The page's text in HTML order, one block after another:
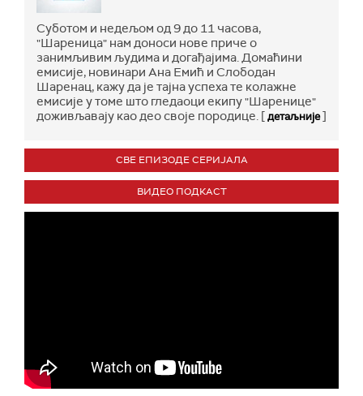
Суботом и недељом од 9 до 11 часова,
"Шареница" нам доноси нове приче о
занимљивим људима и догађајима. Домаћини
емисије, новинари Ана Емић и Слободан
Шаренац, кажу да је тајна успеха те колажне
емисије у томе што гледаоци екипу "Шаренице"
доживљавају као део своје породице. [детаљније]
СВЕ ЕПИЗОДЕ СЕРИЈАЛА
ВИДЕО ПОДКАСТ